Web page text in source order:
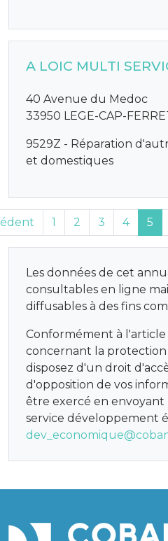
A LOIC MULTI
40 Avenue du Medoc
33950 LEGE-CAP-
9529Z - Réparation
et domestiques
1 2 3 4 5
Les données de cet
consultables en ligne
diffusables à des fins
Conformément à l'article
concernant la protection
disposez d'un droit
d'opposition de vos
être exercé en envoyant
service développement